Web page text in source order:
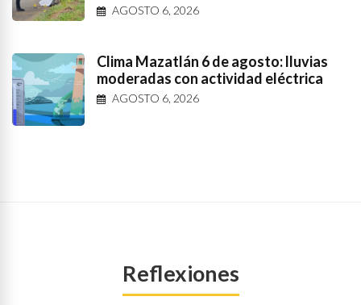
AGOSTO 6, 2026
Clima Mazatlán 6 de agosto: lluvias
moderadas con actividad eléctrica
AGOSTO 6, 2026
Reflexiones